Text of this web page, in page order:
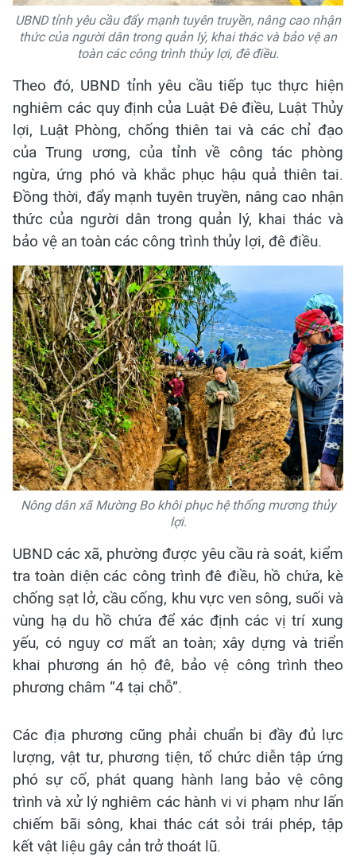
UBND tỉnh yêu cầu đẩy mạnh tuyên truyền, nâng cao nhận
thức của người dân trong quản lý, khai thác và bảo vệ an
toàn các công trình thủy lợi, đê điều.
Theo đó, UBND tỉnh yêu cầu tiếp tục thực hiện
nghiêm các quy định của Luật Đê điều, Luật Thủy
lợi, Luật Phòng, chống thiên tai và các chỉ đạo
của Trung ương, của tỉnh về công tác phòng
ngừa, ứng phó và khắc phục hậu quả thiên tai.
Đồng thời, đẩy mạnh tuyên truyền, nâng cao nhận
thức của người dân trong quản lý, khai thác và
bảo vệ an toàn các công trình thủy lợi, đê điều.
Nông dân xã Mường Bo khôi phục hệ thống mương thủy
lợi.
UBND các xã, phường được yêu cầu rà soát, kiểm
tra toàn diện các công trình đê điều, hồ chứa, kè
chống sạt lở, cầu cống, khu vực ven sông, suối và
vùng hạ du hồ chứa để xác định các vị trí xung
yếu, có nguy cơ mất an toàn; xây dựng và triển
khai phương án hộ đê, bảo vệ công trình theo
phương châm “4 tại chỗ”.
Các địa phương cũng phải chuẩn bị đầy đủ lực
lượng, vật tư, phương tiện, tổ chức diễn tập ứng
phó sự cố, phát quang hành lang bảo vệ công
trình và xử lý nghiêm các hành vi vi phạm như lấn
chiếm bãi sông, khai thác cát sỏi trái phép, tập
kết vật liệu gây cản trở thoát lũ.